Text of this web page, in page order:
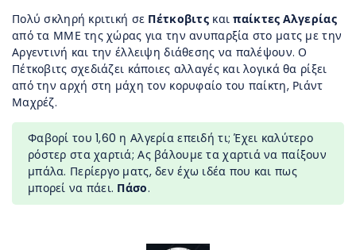
Πολύ σκληρή κριτική σε Πέτκοβιτςκαιπαίκτες Αλγερίας
από τα ΜΜΕ της χώρας για την ανυπαρξία στο ματς με την
Αργεντινή και την έλλειψη διάθεσης να παλέψουν. Ο
Πέτκοβιτς σχεδιάζει κάποιες αλλαγές και λογικά θα ρίξει
από την αρχή στη μάχη τον κορυφαίο του παίκτη, Ριάντ
Μαχρέζ.
Φαβορί του 1,60 η Αλγερία επειδή τι; Έχει καλύτερο
ρόστερ στα χαρτιά; Ας βάλουμε τα χαρτιά να παίξουν
μπάλα. Περίεργο ματς, δεν έχω ιδέα που και πως
μπορεί να πάει. Πάσο.